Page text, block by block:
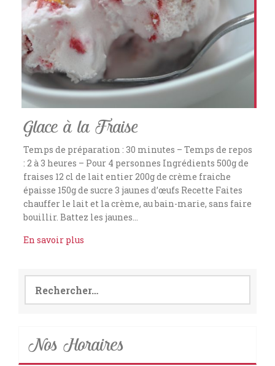
Glace à la Fraise
Temps de préparation : 30 minutes – Temps de repos
: 2 à 3 heures – Pour 4 personnes Ingrédients 500g de
fraises 12 cl de lait entier 200g de crème fraiche
épaisse 150g de sucre 3 jaunes d’œufs Recette Faites
chauffer le lait et la crème, au bain-marie, sans faire
bouillir. Battez les jaunes…
En savoir plus
Rechercher :
Nos Horaires